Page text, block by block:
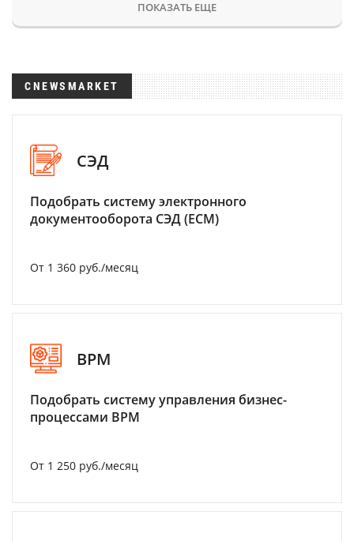
ПОКАЗАТЬ ЕЩЕ
CNEWSMARKET
СЭД
Подобрать систему электронного
документооборота СЭД (ECM)
От 1 360 руб./месяц
BPM
Подобрать систему управления бизнес-
процессами BPM
От 1 250 руб./месяц